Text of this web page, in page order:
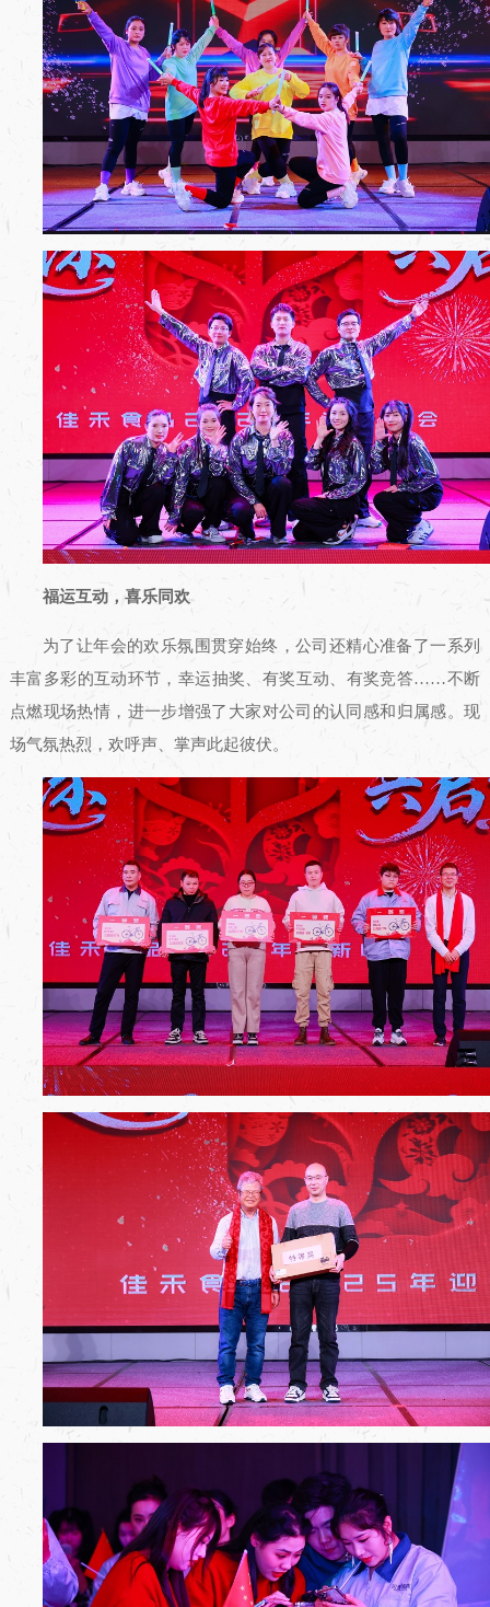
福运互动，喜乐同欢
为了让年会的欢乐氛围贯穿始终，公司还精心准备了一系列
丰富多彩的互动环节，幸运抽奖、有奖互动、有奖竞答……不断
点燃现场热情，进一步增强了大家对公司的认同感和归属感。现
场气氛热烈，欢呼声、掌声此起彼伏。